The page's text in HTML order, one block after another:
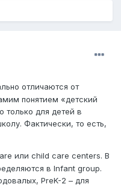
отличаются от
понятием «детский
для детей в
Фактически, то есть,
или child care centers. В
в Infant group.
PreK-2 – для